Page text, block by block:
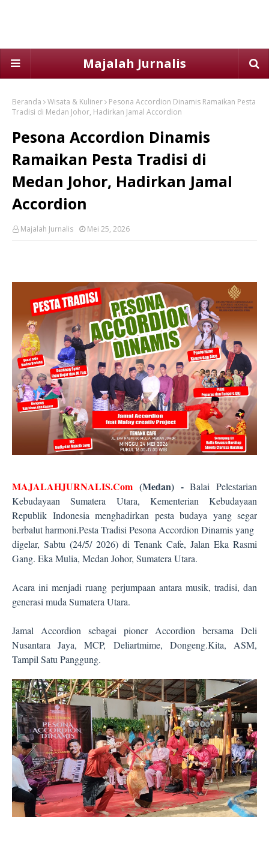
Majalah Jurnalis
Beranda Wisata & Kuliner
Pesona Accordion Dinamis Ramaikan Pesta
Tradisi di Medan Johor, Hadirkan Jamal Accordion
Pesona Accordion Dinamis
Ramaikan Pesta Tradisi di
Medan Johor, Hadirkan Jamal
Accordion
Majalah Jurnalis Mei 25, 2026
MAJALAHJURNALIS.Com (Medan) -Balai Pelestarian
Kebudayaan Sumatera Utara, Kementerian Kebudayaan
Republik Indonesia menghadirkan pesta budaya yang segar
berbalut harmoni.Pesta Tradisi Pesona Accordion Dinamis yang
digelar, Sabtu (24/5/ 2026) di Tenank Cafe, Jalan Eka Rasmi
Gang. Eka Mulia, Medan Johor, Sumatera Utara.
Acara ini menjadi ruang perjumpaan antara musik, tradisi, dan
generasi muda Sumatera Utara.
Jamal Accordion sebagai pioner Accordion bersama Deli
Nusantara Jaya, MCP, Deliartmime, Dongeng.Kita, ASM,
Tampil Satu Panggung.